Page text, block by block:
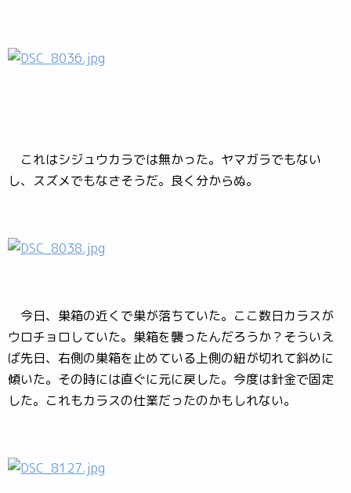
これはシジュウカラでは無かった。ヤマガラでもない
し、スズメでもなさそうだ。良く分からぬ。
今日、巣箱の近くで巣が落ちていた。ここ数日カラスが
ウロチョロしていた。巣箱を襲ったんだろうか？そういえ
ば先日、右側の巣箱を止めている上側の紐が切れて斜めに
傾いた。その時には直ぐに元に戻した。今度は針金で固定
した。これもカラスの仕業だったのかもしれない。